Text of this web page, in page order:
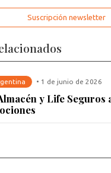
Suscripción newsletter
• 1 de junio de 2026
y Life Seguros